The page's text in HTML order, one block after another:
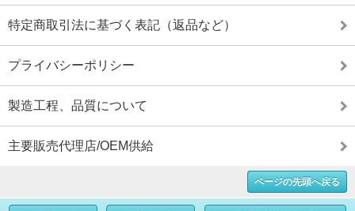
特定商取引法に基づく表記（返品など）
プライバシーポリシー
製造工程、品質について
主要販売代理店/OEM供給
ページの先頭へ戻る